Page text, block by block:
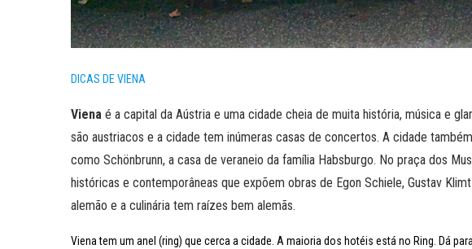
DICAS DE VIENA
Viena é a capital da Aústria e uma cidade cheia de muita história, música e
são austriacos e a cidade tem inúmeras casas de concertos. A cidade
como Schönbrunn, a casa de veraneio da família Habsburgo. No praça dos
históricas e contemporâneas que expõem obras de Egon Schiele, Gustav
alemão e a culinária tem raízes bem alemãs.
Viena tem um anel (ring) que cerca a cidade. A maioria dos hotéis está no Ring. Dá